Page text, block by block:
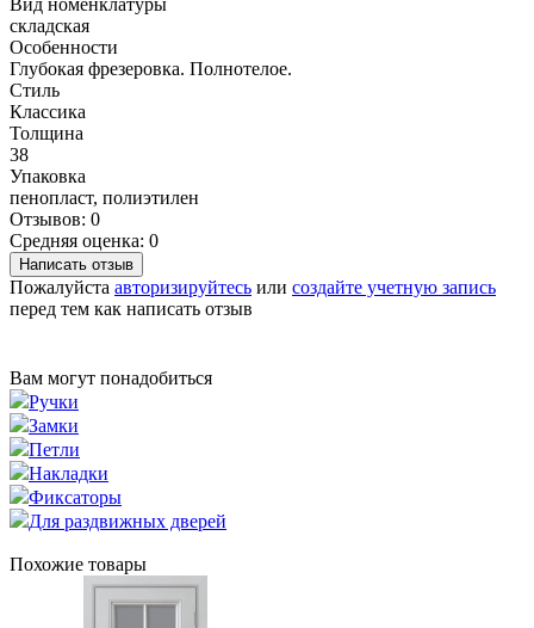
Вид номенклатуры
складская
Особенности
Глубокая фрезеровка. Полнотелое.
Стиль
Классика
Толщина
38
Упаковка
пенопласт, полиэтилен
Отзывов: 0
Средняя оценка: 0
Написать отзыв
Пожалуйста авторизируйтесь или создайте учетную запись
перед тем как написать отзыв
Вам могут понадобиться
Ручки
Замки
Петли
Накладки
Фиксаторы
Для раздвижных дверей
Похожие товары